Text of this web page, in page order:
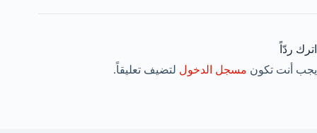
اترك ردّاً
يجب أنت تكون مسجل الدخول لتضيف تعليقاً.